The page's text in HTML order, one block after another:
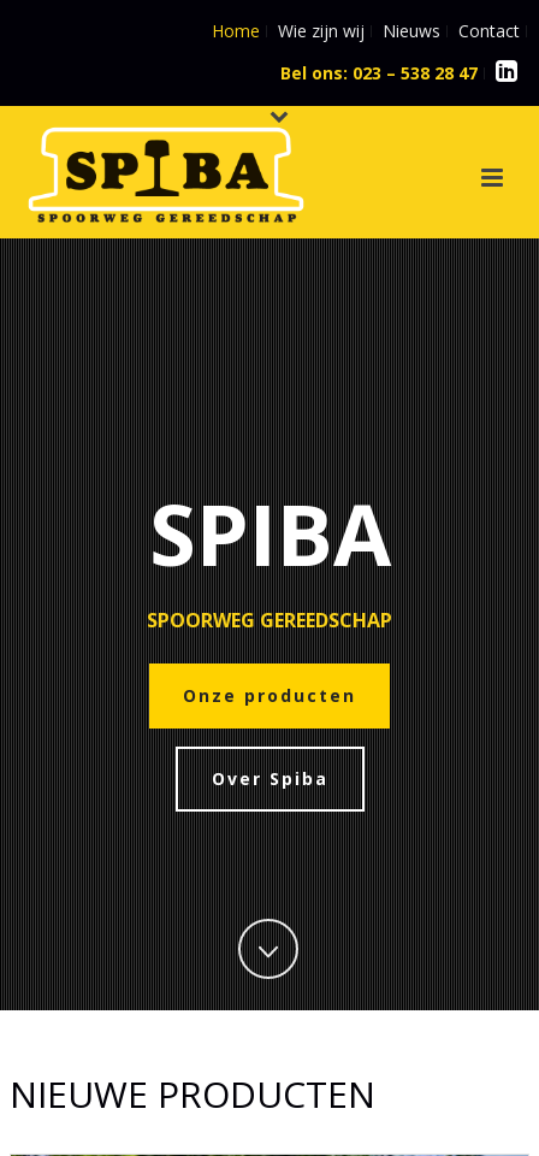
Home Wie zijn wij Nieuws
Contact
Bel ons: 023 – 538 28 47
SPIBA
SPOORWEG GEREEDSCHAP
Onze producten
Over Spiba
NIEUWE PRODUCTEN